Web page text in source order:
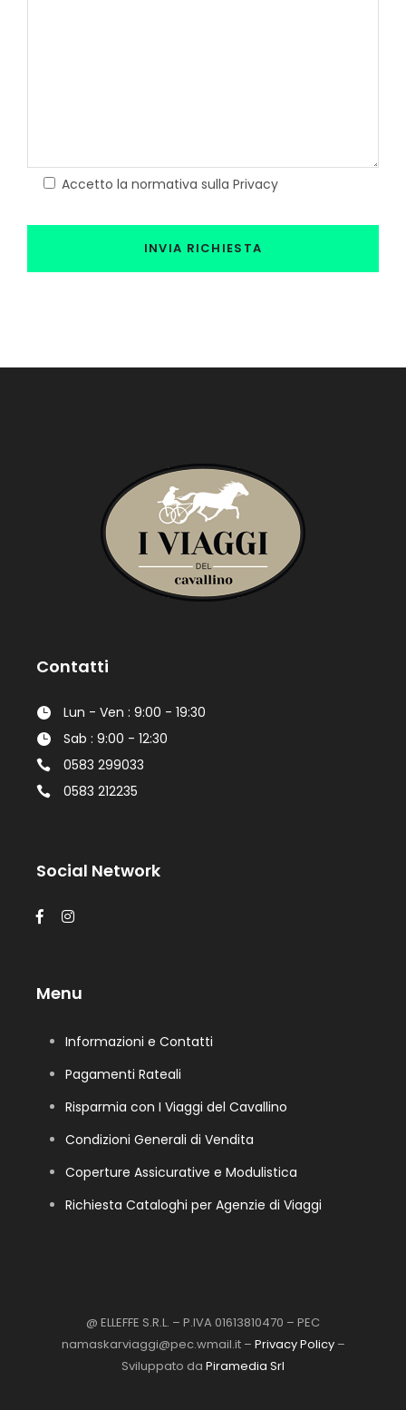
Accetto la normativa sulla Privacy
Contatti
Lun - Ven : 9:00 - 19:30
Sab : 9:00 - 12:30
0583 299033
0583 212235
Social Network
Menu
Informazioni e Contatti
Pagamenti Rateali
Risparmia con I Viaggi del Cavallino
Condizioni Generali di Vendita
Coperture Assicurative e Modulistica
Richiesta Cataloghi per Agenzie di Viaggi
@ ELLEFFE S.R.L. – P.IVA 01613810470 – PEC
namaskarviaggi@pec.wmail.it – Privacy Policy–
Sviluppato da Piramedia Srl